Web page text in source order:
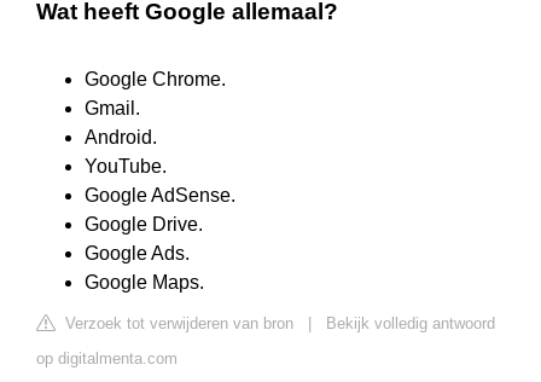
Wat heeft Google allemaal?
Google Chrome.
Gmail.
Android.
YouTube.
Google AdSense.
Google Drive.
Google Ads.
Google Maps.
Verzoek tot verwijderen van bron
Bekijk volledig antwoord
op digitalmenta.com